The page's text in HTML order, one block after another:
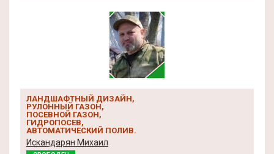
ЛАНДШАФТНЫЙ ДИЗАЙН,
РУЛОННЫЙ ГАЗОН,
ПОСЕВНОЙ ГАЗОН,
ГИДРОПОСЕВ,
АВТОМАТИЧЕСКИЙ ПОЛИВ.
Искандарян Михаил